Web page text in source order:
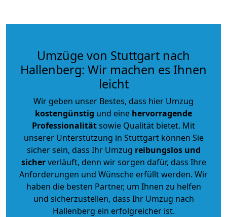
Umzüge von Stuttgart nach
Hallenberg: Wir machen es Ihnen
leicht
Wir geben unser Bestes, dass hier Umzug
kostengünstig und eine hervorragende
Professionalitätsowie Qualität bietet. Mit
unserer Unterstützung in Stuttgart können Sie
sicher sein, dass Ihr Umzug reibungslos und
sicherverläuft, denn wir sorgen dafür, dass Ihre
Anforderungen und Wünsche erfüllt werden. Wir
haben die besten Partner, um Ihnen zu helfen
und sicherzustellen, dass Ihr Umzug nach
Hallenberg ein erfolgreicher ist.